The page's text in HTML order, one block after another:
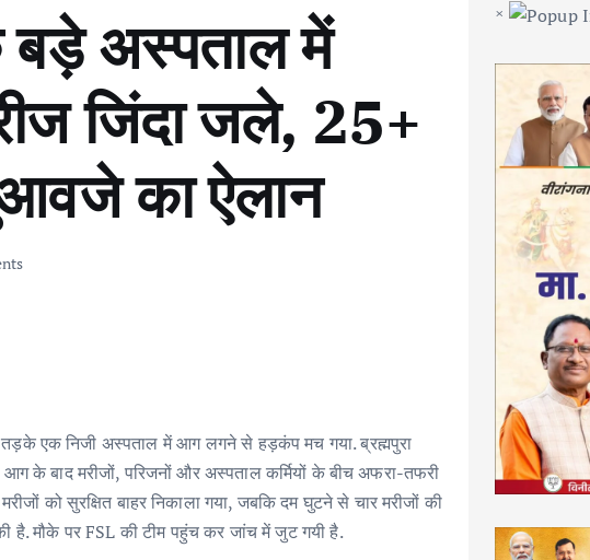
अस्पताल में
जिंदा जले, 25+
का ऐलान
एक निजी अस्पताल में आग लगने से हड़कंप मच गया. ब्रह्मपुरा
के बाद मरीजों, परिजनों और अस्पताल कर्मियों के बीच अफरा-तफरी
को सुरक्षित बाहर निकाला गया, जबकि दम घुटने से चार मरीजों की
है. मौके पर FSL की टीम पहुंच कर जांच में जुट गयी है.
×